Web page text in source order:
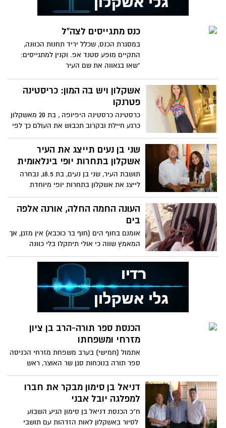
כנס מתגייסים לצה"ל
במסגרת הכנס, שכלל יריד תחנות הכוונה,
התקיים מופע סטנד אפ. וקנין למתגייסים:
"שאו בגאווה את שם העיר
אשקלון ויש בה המון: כריסטינה
פטרנקו
כרסטינה כרסטינה היפיופה , בת 20 מאשקלון
כרגע חיילת ובקרוב תכבוש את העולם כך לפי
התכנונים כרסטינה
שני בן נעים תייצג את העיר
אשקלון בתחרות יופי בינלאומית
תושבת העיר, שני בן נעים, בת 18.5, נבחרה
לייצג את אשקלון בתחרות יופי מיוחדת
לחירשים שתתקיים בצ'כיה
העונה החמה החלה, אורנה אלפה
בים
אומנם בחוף הים (חוף בר כוכבא) אין מזגן, אך
המאמץ שווה כי אולי תיתקלו בלי כוונה
באורנה אלפה היפה
הכנסת ספר תורה-הרב בן ציון
מזרחי ומשפחתו
אתמול (חמישי) בערב משפחת מזרחי הכניסה
ספר תורה בנוכחות סגן שר האוצר, ראש
עירית אשקלון בני וקנין,
דניאל בן סימון מבקר את חברו
למפלגה יובל אבני
ח"כ הכנסת דניאל בן סימון הגיע השבוע
לסיור באשקלון לאות הזדהות עם תושבי